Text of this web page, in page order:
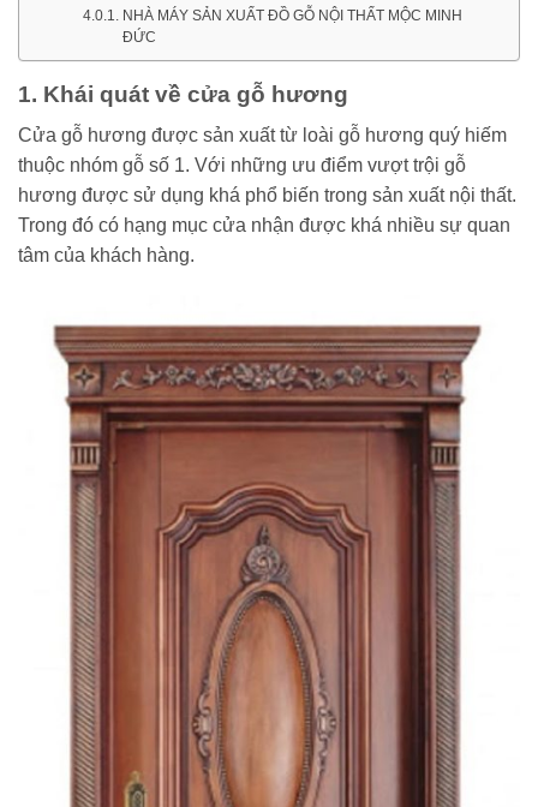
NHÀ MÁY SẢN XUẤT ĐỒ GỖ NỘI THẤT MỘC MINH
ĐỨC
1. Khái quát về cửa gỗ hương
Cửa gỗ hương được sản xuất từ loài gỗ hương quý hiếm
thuộc nhóm gỗ số 1. Với những ưu điểm vượt trội gỗ
hương được sử dụng khá phổ biến trong sản xuất nội thất.
Trong đó có hạng mục cửa nhận được khá nhiều sự quan
tâm của khách hàng.